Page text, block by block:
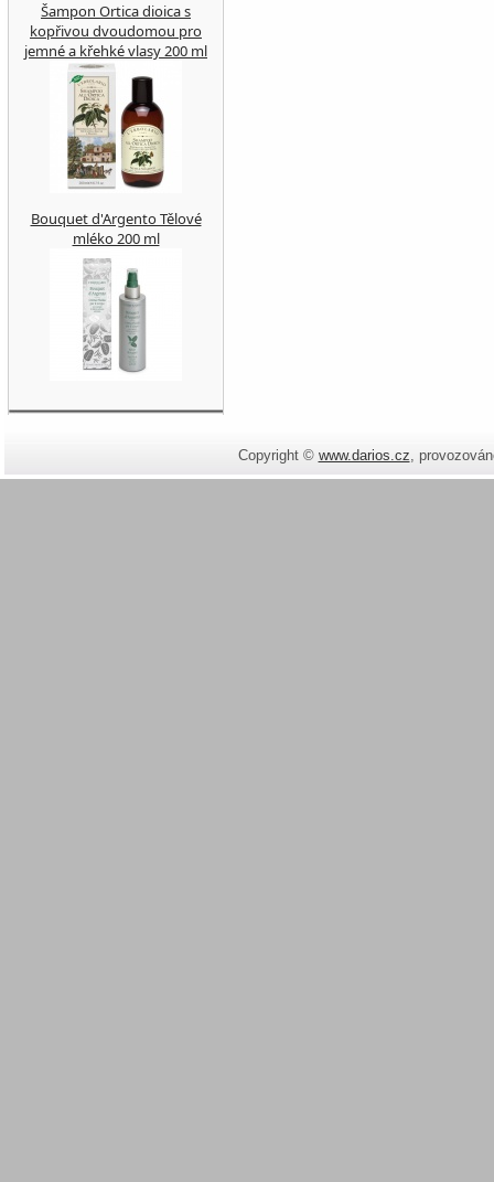
Šampon Ortica dioica s
kopřivou dvoudomou pro
jemné a křehké vlasy 200 ml
Bouquet d'Argento Tělové
mléko 200 ml
Copyright © www.darios.cz,